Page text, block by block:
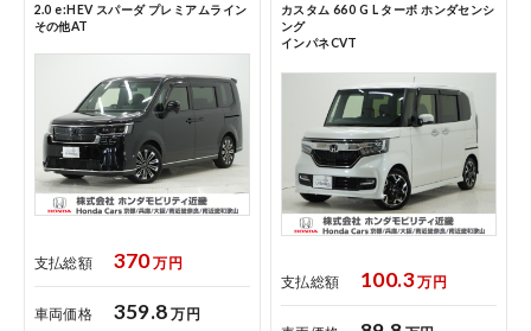
2.0 e:HEV スパーダ プレミアムライン
その他AT
支払総額 370万円
車両価格 359.8 万円
カスタム 660 G L ターボ ホンダセンシ
ング
インパネCVT
支払総額 100.3万円